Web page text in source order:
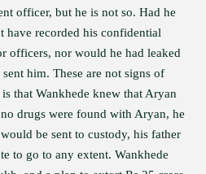
officer, but he is not so. Had he
have recorded his confidential
officers, nor would he had leaked
him. These are not signs of
that Wankhede knew that Aryan
drugs were found with Aryan, he
be sent to custody, his father
to go to any extent. Wankhede